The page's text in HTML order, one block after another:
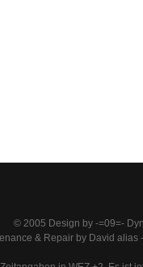
© 2005 Design by -=09=-
& Repair by David alias